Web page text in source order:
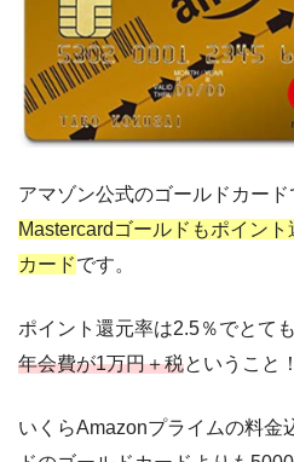
アマゾン公式のゴールドカード
Mastercardゴールドもポイン
カードです。
ポイント還元率は2.5％でとて
年会費が1万円＋税ということ！
いくらAmazonプライムの料金